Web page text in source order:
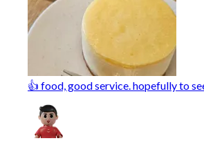
👍 food, good service. hopefully to